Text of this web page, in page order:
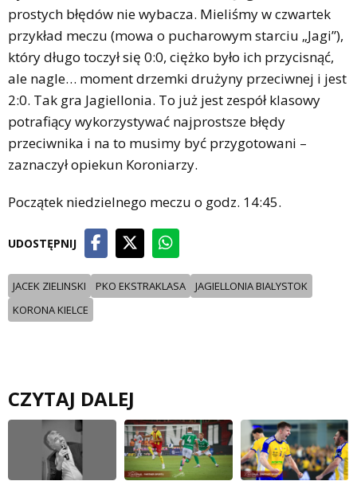
prostych błędów nie wybacza. Mieliśmy w czwartek
przykład meczu (mowa o pucharowym starciu „Jagi”),
który długo toczył się 0:0, ciężko było ich przycisnąć,
ale nagle… moment drzemki drużyny przeciwnej i jest
2:0. Tak gra Jagiellonia. To już jest zespół klasowy
potrafiący wykorzystywać najprostsze błędy
przeciwnika i na to musimy być przygotowani –
zaznaczył opiekun Koroniarzy.
Początek niedzielnego meczu o godz. 14:45.
UDOSTĘPNIJ
JACEK ZIELINSKI PKO EKSTRAKLASA
JAGIELLONIA BIALYSTOK
KORONA KIELCE
CZYTAJ DALEJ